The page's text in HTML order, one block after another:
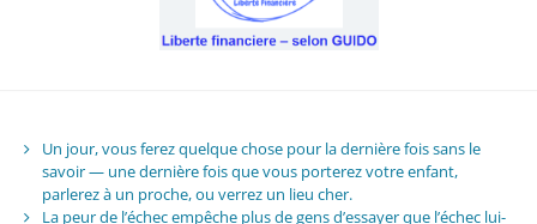
Un jour, vous ferez quelque chose pour la dernière fois sans le
savoir — une dernière fois que vous porterez votre enfant,
parlerez à un proche, ou verrez un lieu cher.
La peur de l’échec empêche plus de gens d’essayer que l’échec lui-